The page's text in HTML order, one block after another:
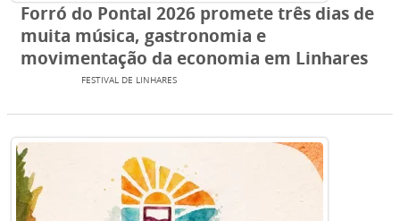
Forró do Pontal 2026 promete três dias de
muita música, gastronomia e
movimentação da economia em Linhares
FESTIVAL DE LINHARES